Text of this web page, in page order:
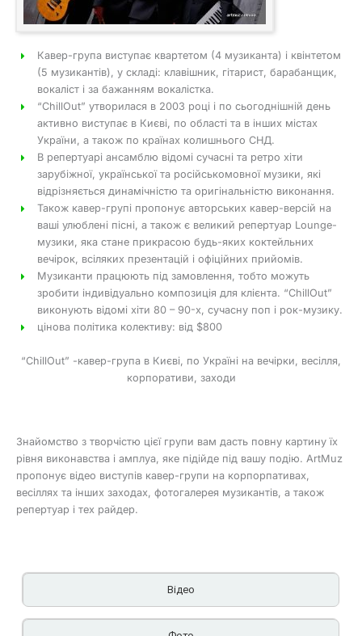
Кавер-група виступає квартетом (4 музиканта) і квінтетом
(5 музикантів), у складі: клавішник, гітарист, барабанщик,
вокаліст і за бажанням вокалістка.
“ChillОut” утворилася в 2003 році і по сьогоднішній день
активно виступає в Києві, по області та в інших містах
України, а також по країнах колишнього СНД.
В репертуарі ансамблю відомі сучасні та ретро хіти
зарубіжної, української та російськомовної музики, які
відрізняється динамічністю та оригінальністю виконання.
Також кавер-групі пропонує авторських кавер-версій на
ваші улюблені пісні, а також є великий репертуар Lounge-
музики, яка стане прикрасою будь-яких коктейльних
вечірок, всіляких презентацій і офіційних прийомів.
Музиканти працюють під замовлення, тобто можуть
зробити індивідуально композиція для клієнта. “ChillОut”
виконують відомі хіти 80 – 90-х, сучасну поп і рок-музику.
цінова політика колективу: від $800
“ChillОut” -кавер-група в Києві, по Україні на вечірки, весілля,
корпоративи, заходи
Знайомство з творчістю цієї групи вам дасть повну картину їх
рівня виконавства і амплуа, яке підійде під вашу подію. ArtMuz
пропонує відео виступів кавер-групи на корпорпативах,
весіллях та інших заходах, фотогалерея музикантів, а також
репертуар і тех райдер.
Відео